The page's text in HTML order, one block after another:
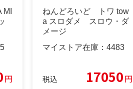
円
ねんどろいど トワ tow
a スロダメ スロウ・ダ
メージ
マイストア在庫： 4483
税込 17050円